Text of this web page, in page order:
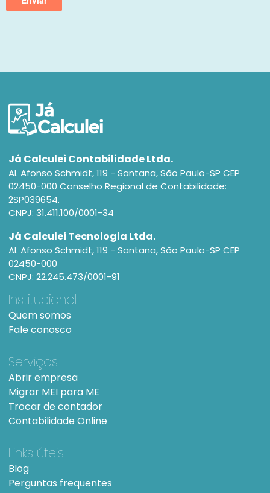
Já Calculei Contabilidade Ltda.
Al. Afonso Schmidt, 119 - Santana, São Paulo-SP CEP
02450-000 Conselho Regional de Contabilidade:
2SP039654.
CNPJ: 31.411.100/0001-34
Já Calculei Tecnologia Ltda.
Al. Afonso Schmidt, 119 - Santana, São Paulo-SP CEP
02450-000
CNPJ: 22.245.473/0001-91
Institucional
Quem somos
Fale conosco
Serviços
Abrir empresa
Migrar MEI para ME
Trocar de contador
Contabilidade Online
Links úteis
Blog
Perguntas frequentes